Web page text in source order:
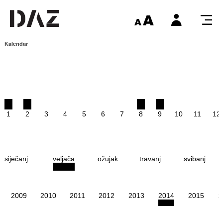
Kalendar
1 2 3 4 5 6 7 8 9 10 11 12
siječanj veljača ožujak travanj svibanj
2009 2010 2011 2012 2013 2014 2015